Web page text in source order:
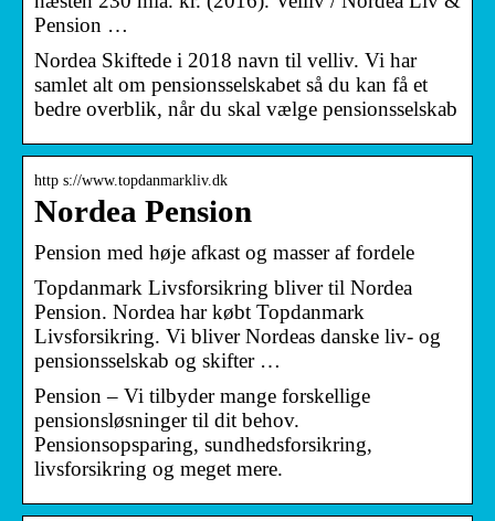
Pension …
Nordea Skiftede i 2018 navn til velliv. Vi har
samlet alt om pensionsselskabet så du kan få et
bedre overblik, når du skal vælge pensionsselskab
http s://www.topdanmarkliv.dk
Nordea Pension
Pension med høje afkast og masser af fordele
Topdanmark Livsforsikring bliver til Nordea
Pension. Nordea har købt Topdanmark
Livsforsikring. Vi bliver Nordeas danske liv- og
pensionsselskab og skifter …
Pension – Vi tilbyder mange forskellige
pensionsløsninger til dit behov.
Pensionsopsparing, sundhedsforsikring,
livsforsikring og meget mere.